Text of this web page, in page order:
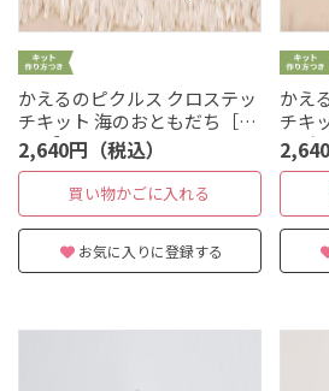
かえるのピクルス クロステッ
チキット 海のおともだち［イ
ルカ］
2,640円（税込）
買い物かごに入れる
お気に入りに登録する
かえ
チキ
ンギ